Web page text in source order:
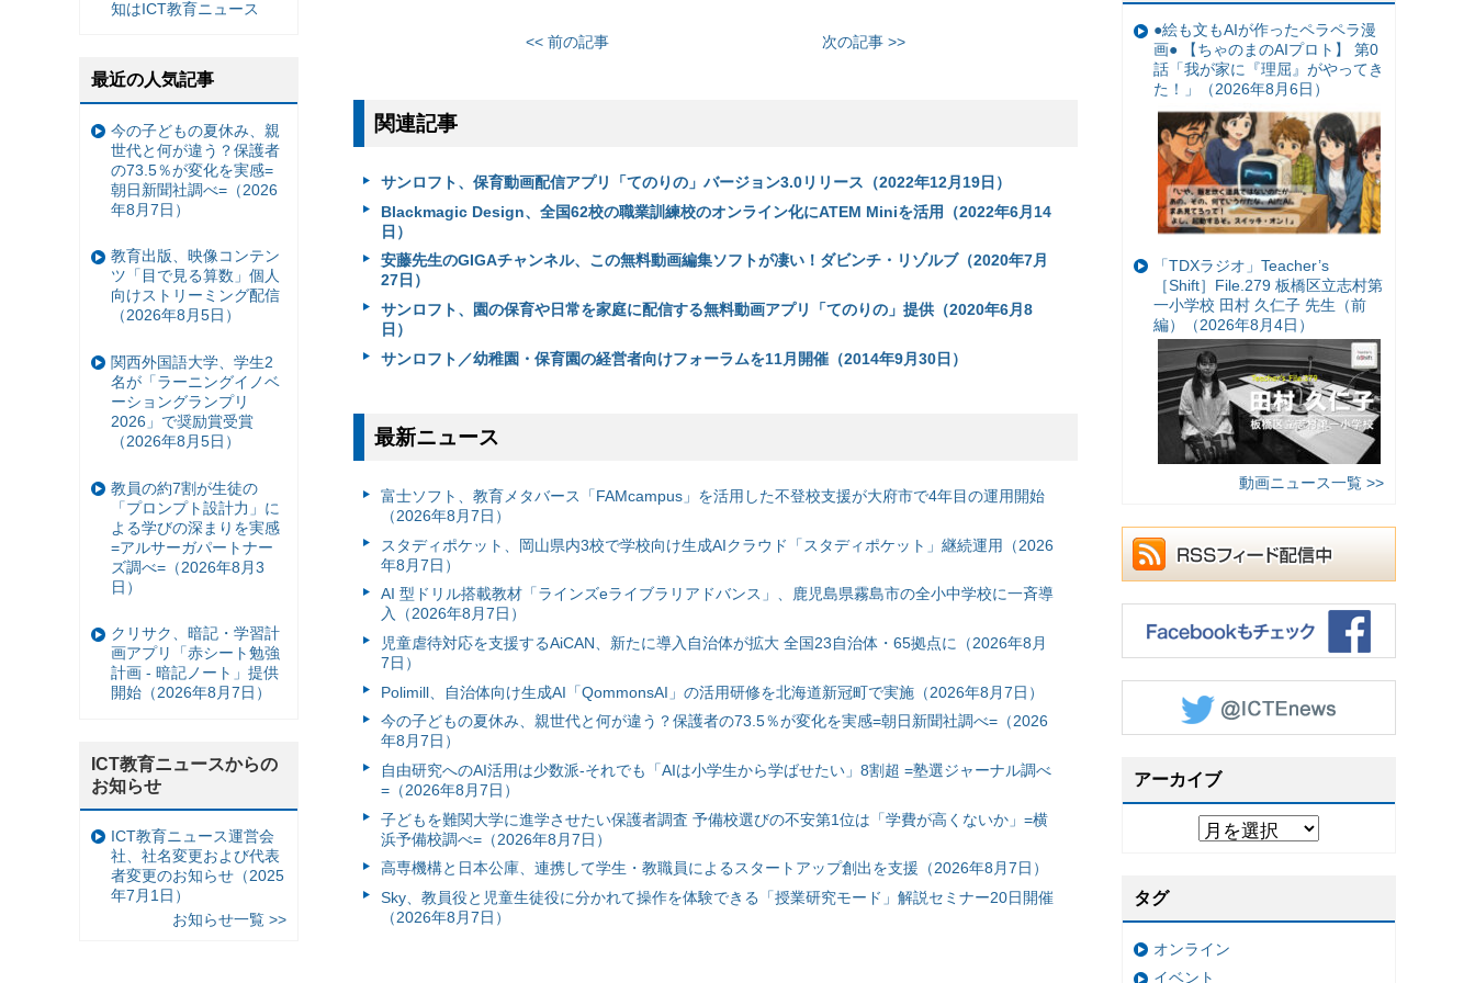
<< 前の記事 次の記事 >>
関連記事
サンロフト、保育動画配信アプリ「てのりの」バージョン3.0リリース（2022年12月19日）
Blackmagic Design、全国62校の職業訓練校のオンライン化にATEM Miniを活用（2022年6月14
日）
安藤先生のGIGAチャンネル、この無料動画編集ソフトが凄い！ダビンチ・リゾルブ（2020年7月
27日）
サンロフト、園の保育や日常を家庭に配信する無料動画アプリ「てのりの」提供（2020年6月8
日）
サンロフト／幼稚園・保育園の経営者向けフォーラムを11月開催（2014年9月30日）
最新ニュース
富⼠ソフト、教育メタバース「FAMcampus」を活用した不登校支援が大府市で4年目の運用開始
（2026年8月7日）
スタディポケット、岡山県内3校で学校向け生成AIクラウド「スタディポケット」継続運用（2026
年8月7日）
AI 型ドリル搭載教材「ラインズeライブラリアドバンス」、鹿児島県霧島市の全小中学校に一斉導
入（2026年8月7日）
児童虐待対応を支援するAiCAN、新たに導入自治体が拡大 全国23自治体・65拠点に（2026年8月
7日）
Polimill、自治体向け生成AI「QommonsAI」の活用研修を北海道新冠町で実施（2026年8月7日）
今の子どもの夏休み、親世代と何が違う？保護者の73.5％が変化を実感=朝日新聞社調べ=（2026
年8月7日）
自由研究へのAI活用は少数派-それでも「AIは小学生から学ばせたい」8割超 =塾選ジャーナル調べ
=（2026年8月7日）
子どもを難関大学に進学させたい保護者調査 予備校選びの不安第1位は「学費が高くないか」=横
浜予備校調べ=（2026年8月7日）
高専機構と日本公庫、連携して学生・教職員によるスタートアップ創出を支援（2026年8月7日）
Sky、教員役と児童生徒役に分かれて操作を体験できる「授業研究モード」解説セミナー20日開催
（2026年8月7日）
●絵も文もAIが作ったペラペラ漫
画● 【ちゃのまのAIプロト】 第0
話「我が家に『理屈』がやってき
た！」（2026年8月6日）
「TDXラジオ」Teacher’s
［Shift］File.279 板橋区立志村第
一小学校 田村 久仁子 先生（前
編）（2026年8月4日）
動画ニュース一覧 >>
アーカイブ
タグ
オンライン
イベント
知はICT教育ニュース
最近の人気記事
今の子どもの夏休み、親
世代と何が違う？保護者
の73.5％が変化を実感=
朝日新聞社調べ=（2026
年8月7日）
教育出版、映像コンテン
ツ「目で見る算数」個人
向けストリーミング配信
（2026年8月5日）
関西外国語大学、学生2
名が「ラーニングイノベ
ーショングランプリ
2026」で奨励賞受賞
（2026年8月5日）
教員の約7割が生徒の
「プロンプト設計力」に
よる学びの深まりを実感
=アルサーガパートナー
ズ調べ=（2026年8月3
日）
クリサク、暗記・学習計
画アプリ「赤シート勉強
計画 - 暗記ノート」提供
開始（2026年8月7日）
ICT教育ニュースからの
お知らせ
ICT教育ニュース運営会
社、社名変更および代表
者変更のお知らせ（2025
年7月1日）
お知らせ一覧 >>